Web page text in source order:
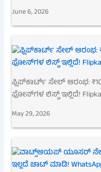
June 6, 2026
ಫ್ಲಿಪ್‌ಕಾರ್ಟ್ ಸೇಲ್ ಆರಂಭ:
ಫೋನ್‌ಗಳ ಲಿಸ್ಟ್ ಇಲ್ಲಿದೆ!
May 29, 2026